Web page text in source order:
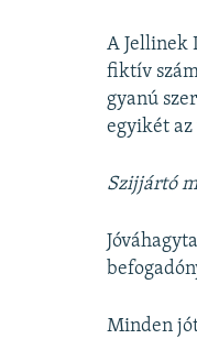
A Jellinek
fiktív
gyanú
egyikét
Szijjártó
Minden